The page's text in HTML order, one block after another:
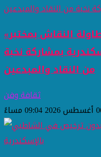
«الرحلة الأخيرة» على طاولة النقاش بمختبر
بمشاركة نخبة
من النقاد والمبدعين
ثقافة وفن